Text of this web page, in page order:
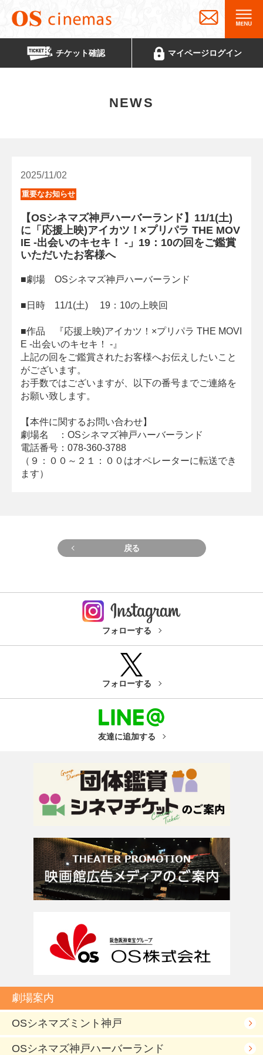
チケット確認 マイページログイン
NEWS
2025/11/02
重要なお知らせ
【OSシネマズ神戸ハーバーランド】11/1(土)
に「応援上映)アイカツ！×プリパラ THE MOV
IE -出会いのキセキ！ -」19：10の回をご鑑賞
いただいたお客様へ
■劇場 OSシネマズ神戸ハーバーランド
■日時 11/1(土) 19：10の上映回
■作品 『応援上映)アイカツ！×プリパラ THE MOVI
E -出会いのキセキ！ -』
上記の回をご鑑賞されたお客様へお伝えしたいこと
がございます。
お手数ではございますが、以下の番号までご連絡を
お願い致します。
【本件に関するお問い合わせ】
劇場名 ：OSシネマズ神戸ハーバーランド
電話番号：078-360-3788
（９：００～２１：００はオペレーターに転送でき
ます）
戻る
フォローする
フォローする
友達に追加する
劇場案内
OSシネマズミント神戸
OSシネマズ神戸ハーバーランド